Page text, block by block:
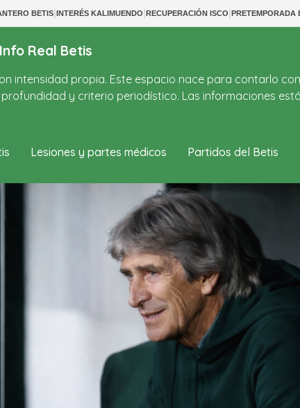
BETIS|INTERÉS KALIMUENDO|RECUPERACIÓN ISCO|PRETEMPORADA
Real Betis
intensidad propia. Este espacio nace para contarlo
y criterio periodístico. Las informaciones
Lesiones y partes médicos Partidos del Betis